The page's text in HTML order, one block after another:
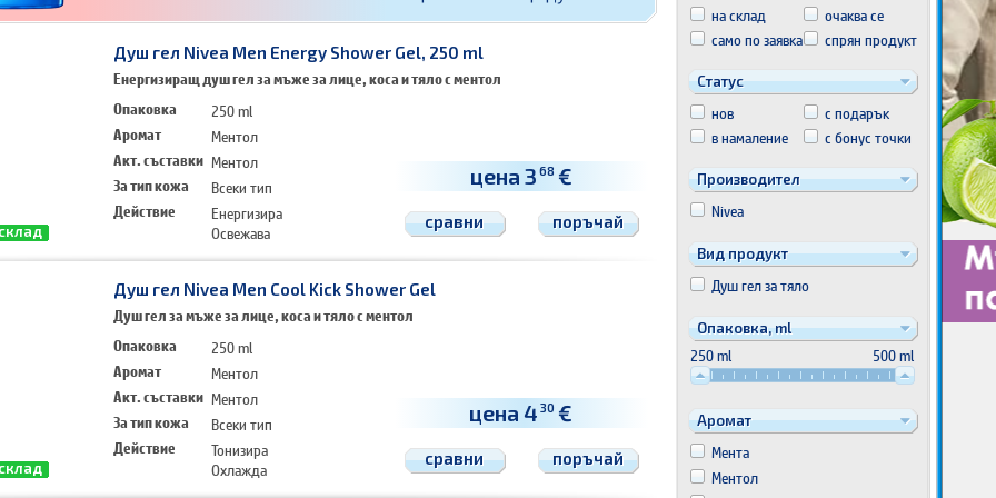
Душ гел Nivea Men Energy Shower Gel, 250 ml
Енергизиращ душ гел за мъже за лице, коса и тяло с ментол
Опаковка
250 ml
Аромат
Ментол
Акт. съставки Ментол
За тип кожа
Всеки тип
Действие
Енергизира
Освежава
цена 3 68 €
сравни поръчай
Душ гел Nivea Men Cool Kick Shower Gel
Душ гел за мъже за лице, коса и тяло с ментол
Опаковка
250 ml
Аромат
Ментол
Акт. съставки Ментол
За тип кожа
Всеки тип
Действие
Тонизира
Охлажда
цена 4 30 €
сравни поръчай
на склад
очаква се
само по заявка
спрян продукт
Статус
нов
с подарък
в намаление
с бонус точки
Производител
Nivea
Вид продукт
Душ гел за тяло
Опаковка, ml
250 ml 500 ml
Аромат
Мента
Ментол